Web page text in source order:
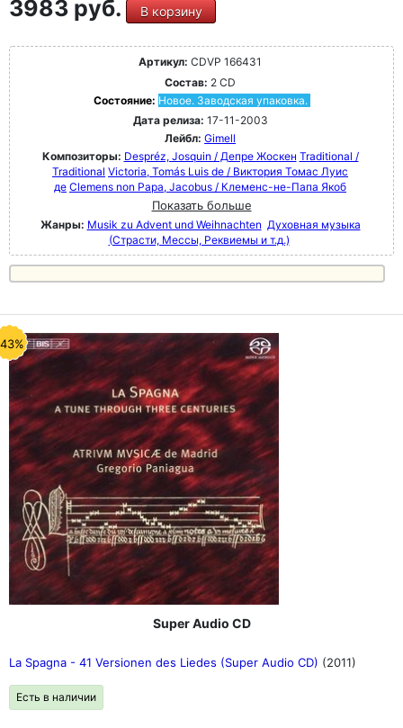
3983 руб. В корзину
Артикул: CDVP 166431
Состав: 2 CD
Состояние: Новое. Заводская упаковка.
Дата релиза: 17-11-2003
Лейбл: Gimell
Композиторы: Despréz, Josquin / Депре Жоскен Traditional /
Traditional Victoria, Tomás Luis de / Виктория Томас Луис
де Clemens non Papa, Jacobus / Клеменс-не-Папа Якоб
Показать больше
Жанры: Musik zu Advent und Weihnachten Духовная музыка
(Страсти, Мессы, Реквиемы и т.д.)
Super Audio CD
La Spagna - 41 Versionen des Liedes (Super Audio CD) (2011)
Есть в наличии